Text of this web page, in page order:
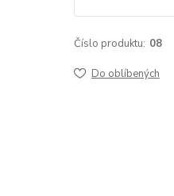
Číslo produktu: 08
Do oblíbených